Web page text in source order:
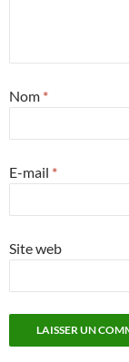
Nom *
E-mail *
Site web